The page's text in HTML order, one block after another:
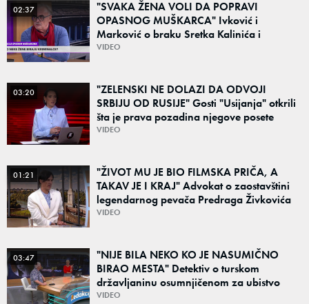
02:37
"SVAKA ŽENA VOLI DA POPRAVI
OPASNOG MUŠKARCA" Ivković i
Marković o braku Sretka Kalinića i
fenomenu žena koje biraju kriminalce:
VIDEO
03:20
"ZELENSKI NE DOLAZI DA ODVOJI
SRBIJU OD RUSIJE" Gosti "Usijanja" otkrili
šta je prava pozadina njegove posete
Beogradu
VIDEO
01:21
"ŽIVOT MU JE BIO FILMSKA PRIČA, A
TAKAV JE I KRAJ" Advokat o zaostavštini
legendarnog pevača Predraga Živkovića
Tozovca: "Isključenje iz testamenta je
VIDEO
03:47
"NIJE BILA NEKO KO JE NASUMIČNO
BIRAO MESTA" Detektiv o turskom
državljaninu osumnjičenom za ubistvo
Ruskinje (28): "Mogao je da se predstavi
VIDEO